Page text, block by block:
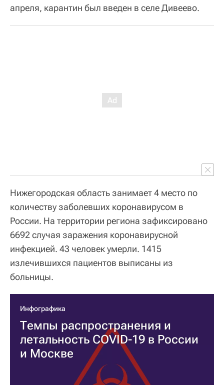
апреля, карантин был введен в селе Дивеево.
Нижегородская область занимает 4 место по
количеству заболевших коронавирусом в
России. На территории региона зафиксировано
6692 случая заражения коронавирусной
инфекцией. 43 человек умерли. 1415
излечившихся пациентов выписаны из
больницы.
Инфографика
Темпы распространения и
летальность COVID-19 в России
и Москве